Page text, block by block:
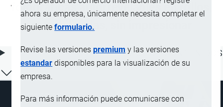
ahora su empresa, únicamente necesita completar el
siguienteformulario.
Revise las versionespremium y las versiones
estandar disponibles para la visualización de su
empresa.
Para más información puede comunicarse con
fotográficas autorrevelables en rollos,
sensibilizadas, sin impresionar
ÍNDICE DE CONTENIDOS